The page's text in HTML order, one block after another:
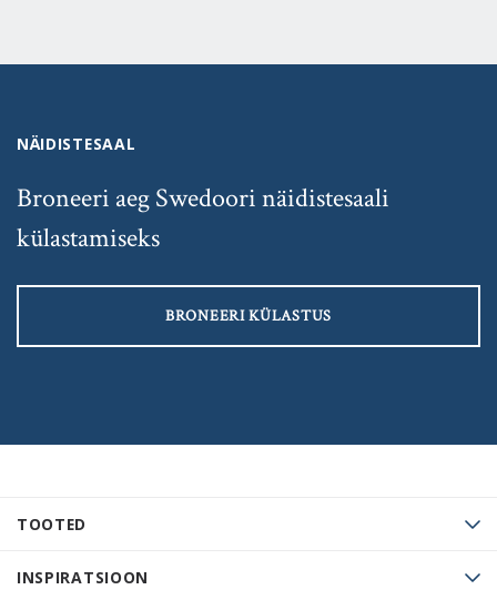
TOOTED
INSPIRATSIOON
NÄIDISTESAAL
Broneeri aeg Swedoori näidistesaali
külastamiseks
BRONEERI KÜLASTUS